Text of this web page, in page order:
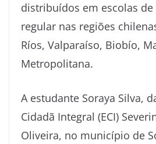
distribuídos em escolas de
regular nas regiões
Ríos, Valparaíso, Biobío,
Metropolitana.
A estudante Soraya Silva,
Cidadã Integral (ECI)
Oliveira, no município de